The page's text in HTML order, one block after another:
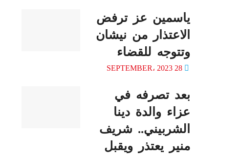
ياسمين عز ترفض
الاعتذار من نيشان
وتتوجه للقضاء
بعد تصرفه في
عزاء والدة دينا
الشربيني.. شريف
منير يعتذر ويقبل